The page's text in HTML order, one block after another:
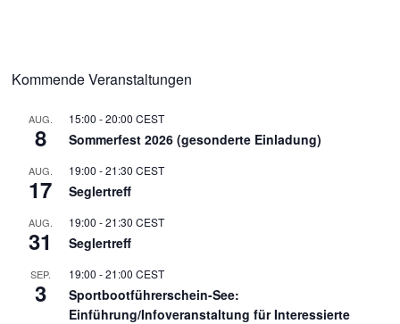
Kommende Veranstaltungen
AUG.
8
15:00 -20:00 CEST
Sommerfest 2026 (gesonderte Einladung)
AUG.
17
19:00 -21:30 CEST
Seglertreff
AUG.
31
19:00 -21:30 CEST
Seglertreff
SEP.
3
19:00 -21:00 CEST
Sportbootführerschein-See:
Einführung/Infoveranstaltung für Interessierte